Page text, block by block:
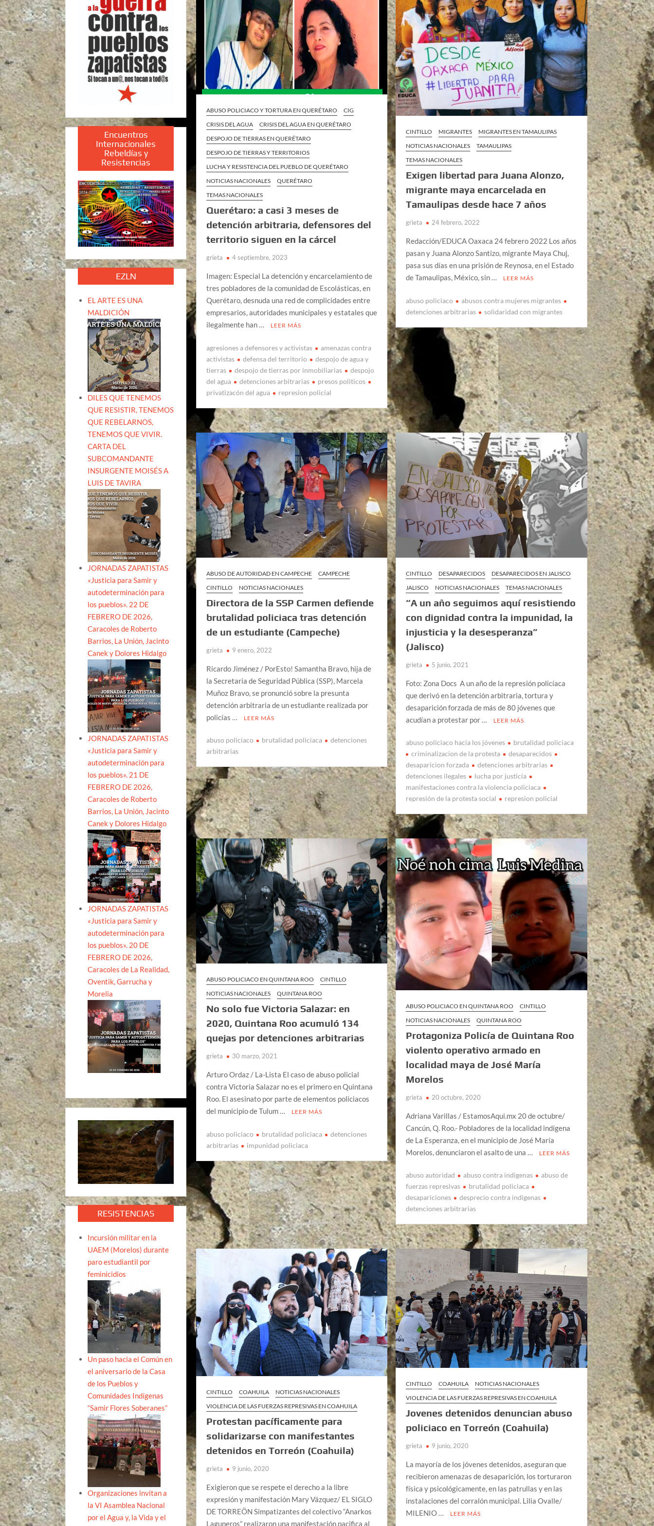
ABUSO POLICIACO Y TORTURA EN QUERÉTARO
CIG
CRISIS DEL AGUA
CRISIS DEL AGUA EN QUERÉTARO
DESPOJO DE TIERRAS EN QUERÉTARO
DESPOJO DE TIERRAS Y TERRITORIOS
LUCHA Y RESISTENCIA DEL PUEBLO DE QUERÉTARO
NOTICIAS NACIONALES
QUERÉTARO
TEMAS NACIONALES
Querétaro: a casi 3 meses de
detención arbitraria, defensores del
territorio siguen en la cárcel
grieta 4 septiembre, 2023
Imagen: Especial La detención y encarcelamiento de
tres pobladores de la comunidad de Escolásticas, en
Querétaro, desnuda una red de complicidades entre
empresarios, autoridades municipales y estatales que
ilegalmente han …
LEER MÁS
agresiones a defensores y activistas
amenazas contra
activistas
defensa del territorio
despojo de agua y
tierras
despojo de tierras por inmobiliarias
despojo
del agua
detenciones arbitrarias
presos politicos
privatizacón del agua
represion policial
CINTILLO MIGRANTES
MIGRANTES EN TAMAULIPAS
NOTICIAS NACIONALES
TAMAULIPAS
TEMAS NACIONALES
Exigen libertad para Juana Alonzo,
migrante maya encarcelada en
Tamaulipas desde hace 7 años
grieta 24 febrero, 2022
Redacción/EDUCA Oaxaca 24 febrero 2022 Los años
pasan y Juana Alonzo Santizo, migrante Maya Chuj,
pasa sus días en una prisión de Reynosa, en el Estado
de Tamaulipas, México, sin …
LEER MÁS
abuso policiaco
abusos contra mujeres migrantes
detenciones arbitrarias
solidaridad con migrantes
ABUSO DE AUTORIDAD EN CAMPECHE
CAMPECHE
CINTILLO
NOTICIAS NACIONALES
Directora de la SSP Carmen defiende
brutalidad policiaca tras detención
de un estudiante (Campeche)
grieta 9 enero, 2022
Ricardo Jiménez / PorEsto! Samantha Bravo, hija de
la Secretaria de Seguridad Pública (SSP), Marcela
Muñoz Bravo, se pronunció sobre la presunta
detención arbitraria de un estudiante realizada por
policías …
LEER MÁS
abuso policiaco brutalidad policiaca
detenciones
arbitrarias
CINTILLO DESAPARECIDOS
DESAPARECIDOS EN JALISCO
JALISCO
NOTICIAS NACIONALES TEMAS NACIONALES
“A un año seguimos aquí resistiendo
con dignidad contra la impunidad, la
injusticia y la desesperanza”
(Jalisco)
grieta 5 junio, 2021
Foto: Zona Docs A un año de la represión policíaca
que derivó en la detención arbitraria, tortura y
desaparición forzada de más de 80 jóvenes que
acudían a protestar por …
LEER MÁS
abuso policiaco hacia los jóvenes
brutalidad policiaca
criminalizacion de la protesta
desaparecidos
desaparicion forzada
detenciones arbitrarias
detenciones ilegales
lucha por justicia
manifestaciones contra la violencia policiaca
represión de la protesta social
represion policial
ABUSO POLICIACO EN QUINTANA ROO
CINTILLO
NOTICIAS NACIONALES
QUINTANA ROO
No solo fue Victoria Salazar: en
2020, Quintana Roo acumuló 134
quejas por detenciones arbitrarias
grieta 30 marzo, 2021
Arturo Ordaz / La-Lista El caso de abuso policial
contra Victoria Salazar no es el primero en Quintana
Roo. El asesinato por parte de elementos policiacos
del municipio de Tulum …
LEER MÁS
abuso policiaco brutalidad policiaca
detenciones
arbitrarias
impunidad policiaca
ABUSO POLICIACO EN QUINTANA ROO
CINTILLO
NOTICIAS NACIONALES
QUINTANA ROO
Protagoniza Policía de Quintana Roo
violento operativo armado en
localidad maya de José María
Morelos
grieta 20 octubre, 2020
Adriana Varillas / EstamosAqui.mx 20 de octubre/
Cancún, Q. Roo.- Pobladores de la localidad indígena
de La Esperanza, en el municipio de José María
Morelos, denunciaron el asalto de una …
LEER MÁS
abuso autoridad abuso contra indigenas
abuso de
fuerzas represivas
brutalidad policiaca
desapariciones
desprecio contra indigenas
detenciones arbitrarias
CINTILLO COAHUILA
NOTICIAS NACIONALES
VIOLENCIA DE LAS FUERZAS REPRESIVAS EN COAHUILA
Protestan pacíficamente para
solidarizarse con manifestantes
detenidos en Torreón (Coahuila)
grieta 9 junio, 2020
Exigieron que se respete el derecho a la libre
expresión y manifestación Mary Vázquez/ EL SIGLO
DE TORREÖN Simpatizantes del colectivo “Anarkos
Laguneros” realizaron una manifestación pacifica al
CINTILLO COAHUILA
NOTICIAS NACIONALES
VIOLENCIA DE LAS FUERZAS REPRESIVAS EN COAHUILA
Jovenes detenidos denuncian abuso
policiaco en Torreón (Coahuila)
grieta 9 junio, 2020
La mayoría de los jóvenes detenidos, aseguran que
recibieron amenazas de desaparición, los torturaron
física y psicológicamente, en las patrullas y en las
instalaciones del corralón municipal. Lilia Ovalle/
MILENIO …
LEER MÁS
Encuentros
Internacionales
Rebeldías y
Resistencias
EZLN
EL ARTE ES UNA
MALDICIÓN
DILES QUE TENEMOS
QUE RESISTIR, TENEMOS
QUE REBELARNOS,
TENEMOS QUE VIVIR.
CARTA DEL
SUBCOMANDANTE
INSURGENTE MOISÉS A
LUIS DE TAVIRA
JORNADAS ZAPATISTAS
«Justicia para Samir y
autodeterminación para
los pueblos». 22 DE
FEBRERO DE 2026,
Caracoles de Roberto
Barrios, La Unión, Jacinto
Canek y Dolores Hidalgo
JORNADAS ZAPATISTAS
«Justicia para Samir y
autodeterminación para
los pueblos». 21 DE
FEBRERO DE 2026,
Caracoles de Roberto
Barrios, La Unión, Jacinto
Canek y Dolores Hidalgo
JORNADAS ZAPATISTAS
«Justicia para Samir y
autodeterminación para
los pueblos». 20 DE
FEBRERO DE 2026,
Caracoles de La Realidad,
Oventik, Garrucha y
Morelia
RESISTENCIAS
Incursión militar en la
UAEM (Morelos) durante
paro estudiantil por
feminicidios
Un paso hacia el Común en
el aniversario de la Casa
de los Pueblos y
Comunidades Indígenas
“Samir Flores Soberanes”
Organizaciones invitan a
la VI Asamblea Nacional
por el Agua y, la Vida y el